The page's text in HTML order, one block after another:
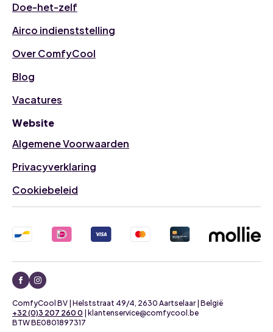
Doe-het-zelf
Airco indienststelling
Over ComfyCool
Blog
Vacatures
Website
Algemene Voorwaarden
Privacyverklaring
Cookiebeleid
+32 (0)3 207 260 0 | klantenservice@comfycool.be
BTW BE0801897317
ComfyCool BV | Helststraat 49/4, 2630 Aartselaar | België